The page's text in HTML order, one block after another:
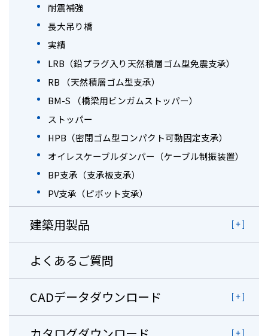
耐震補強
長大吊り橋
実績
LRB（鉛プラグ入り天然積層ゴム型免震支承）
RB （天然積層ゴム型支承）
BM-S （橋梁用ビンガムストッパー）
ストッパー
HPB（密閉ゴム型コンパクト可動固定支承）
オイレスケーブルダンパー（ケーブル制振装置）
BP支承（支承板支承）
PV支承（ピボット支承）
建築用製品
よくあるご質問
CADデータダウンロード